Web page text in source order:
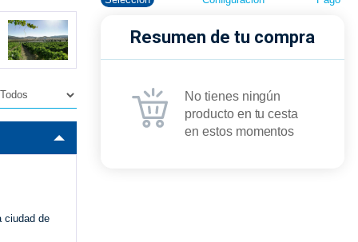
ciudad de
Resumen de tu compra
No tienes ningún
producto en tu cesta
en estos momentos